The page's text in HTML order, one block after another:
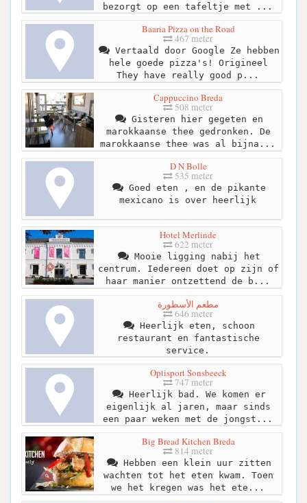
bezorgt op een tafeltje met ...
Baaria Pizza on the Road
467 meter
Vertaald door Google Ze hebben
hele goede pizza's! Origineel
They have really good p...
Cappuccino Breda
508 meter
Gisteren hier gegeten en
marokkaanse thee gedronken. De
marokkaanse thee was al bijna...
D N Bolle
535 meter
Goed eten , en de pikante
mexicano is over heerlijk
Hotel Merlinde
622 meter
Mooie ligging nabij het
centrum. Iedereen doet op zijn of
haar manier ontzettend de b...
مطعم الأسطورة
646 meter
Heerlijk eten, schoon
restaurant en fantastische
service.
Optisport Sonsbeeck
747 meter
Heerlijk bad. We komen er
eigenlijk al jaren, maar sinds
een paar weken met de jongst...
Big Bread Kitchen Breda
814 meter
Hebben een klein uur zitten
wachten tot het eten kwam. Toen
we het kregen was het ete...